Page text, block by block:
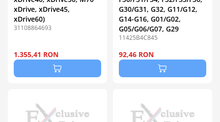
xDrive, xDrive45,
xDrive60)
31108864693
1.355,41 RON
G30/G31, G32, G11/G12,
G14-G16, G01/G02,
G05/G06/G07, G29
11425B4C845
92,46 RON